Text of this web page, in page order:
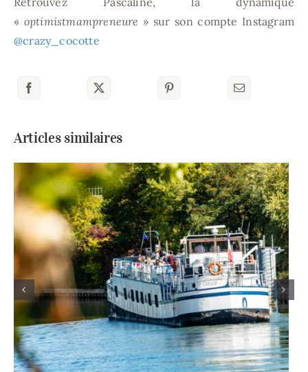
« optimistmampreneure » sur son compte Instagram
@crazy_cocotte
Articles similaires